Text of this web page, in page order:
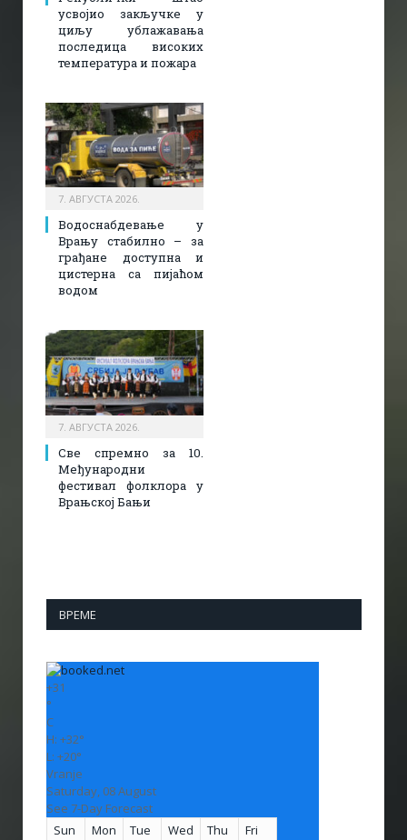
усвојио закључке у
циљу ублажавања
последица високих
температура и пожара​
7. АВГУСТА 2026.
Водоснабдевање у
Врању стабилно – за
грађане доступна и
цистерна са пијаћом
водом
7. АВГУСТА 2026.
Све спремно за 10.
Међународни
фестивал фолклора у
Врањској Бањи
ВРЕМЕ
+31
°
C
H: +32°
L: +20°
Vranje
Saturday, 08 August
See 7-Day Forecast
Sun
Mon Tue Wed Thu Fri